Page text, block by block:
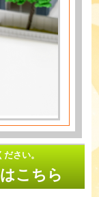
さい。
こちら